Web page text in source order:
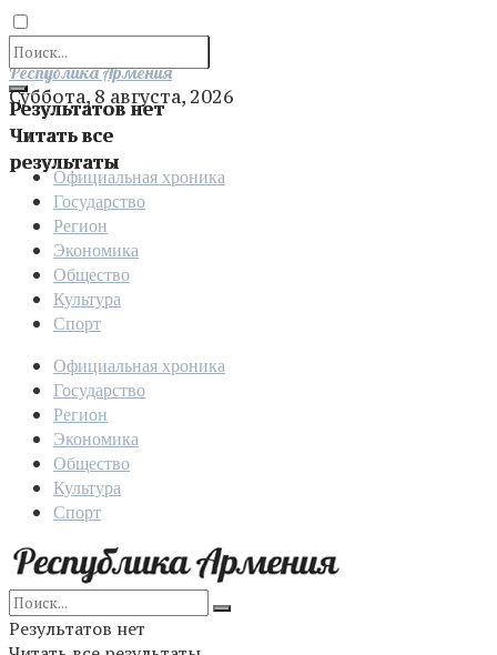
Результатов нет
Читать все
результаты
Отправить
Республика Армения
Суббота, 8 августа, 2026
Официальная хроника
Государство
Регион
Экономика
Общество
Культура
Спорт
Официальная хроника
Государство
Регион
Экономика
Общество
Культура
Спорт
Результатов нет